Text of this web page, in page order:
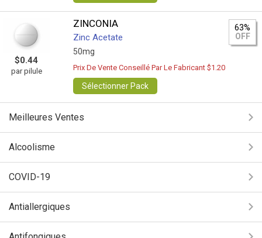
$0.44
par pilule
ZINCONIA
Zinc Acetate
50mg
63%
OFF
Prix De Vente Conseillé Par Le Fabricant $1.20
Sélectionner Pack
Meilleures Ventes
Alcoolisme
COVID-19
Antiallergiques